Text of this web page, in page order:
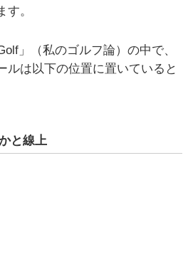
。
」（私のゴルフ論）の中で、
ルは以下の位置に置いていると
と線上